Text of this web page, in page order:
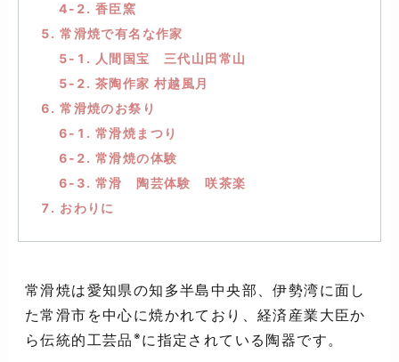
4-2. 香臣窯
5. 常滑焼で有名な作家
5-1. 人間国宝 三代山田常山
5-2. 茶陶作家 村越風月
6. 常滑焼のお祭り
6-1. 常滑焼まつり
6-2. 常滑焼の体験
6-3. 常滑 陶芸体験 咲茶楽
7. おわりに
常滑焼は愛知県の知多半島中央部、伊勢湾に面し
た常滑市を中心に焼かれており、経済産業大臣か
ら伝統的工芸品 ※ に指定されている陶器です。